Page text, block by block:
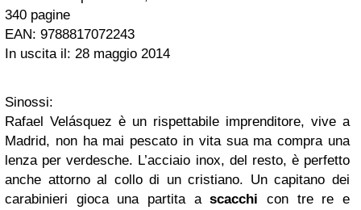
340 pagine
EAN: 9788817072243
In uscita il: 28 maggio 2014
Sinossi:
Rafael Velásquez è un rispettabile imprenditore, vive a
Madrid, non ha mai pescato in vita sua ma compra una
lenza per verdesche. L’acciaio inox, del resto, è perfetto
anche attorno al collo di un cristiano. Un capitano dei
carabinieri gioca una partita ascacchi con tre re e